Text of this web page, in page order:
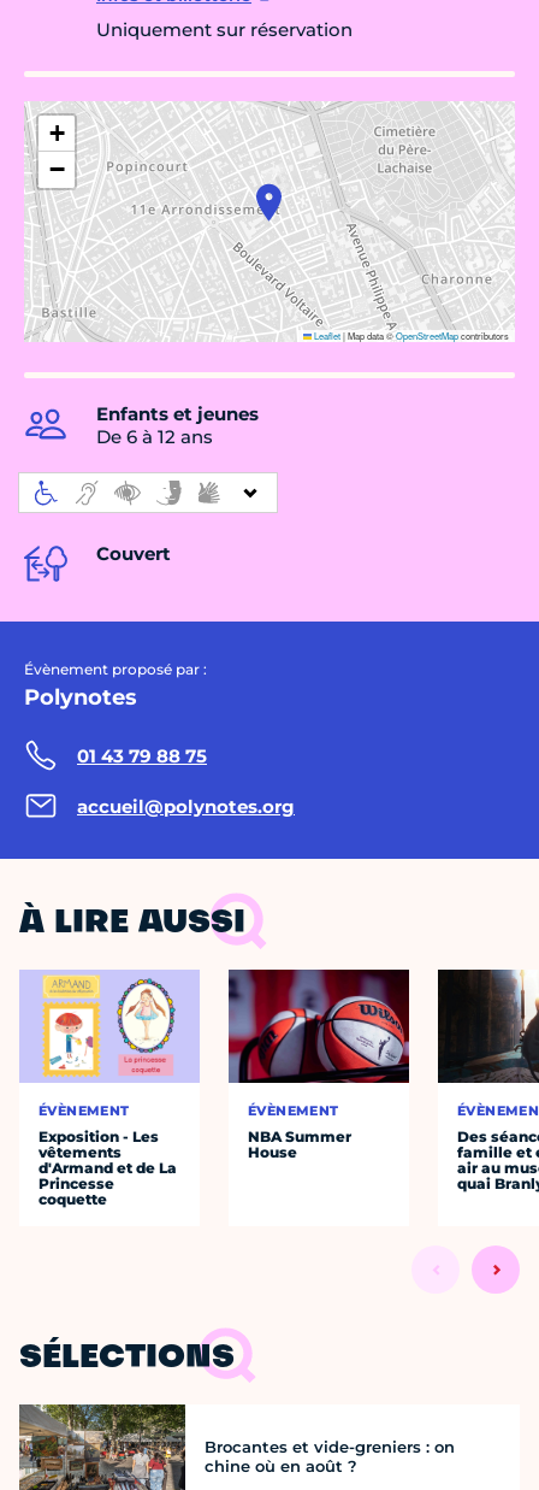
Uniquement sur réservation
+
−
Leaflet|Map data ©OpenStreetMapcontributors
Enfants et jeunes
De 6 à 12 ans
Couvert
Évènement proposé par :
Polynotes
01 43 79 88 75
accueil@polynotes.org
À LIRE AUSSI
ÉVÈNEMENT
Exposition - Les
vêtements
d'Armand et de La
Princesse
coquette
ÉVÈNEMENT
NBA Summer
House
Des
famille et
air au
quai
SÉLECTIONS
Brocantes et vide-greniers : on
chine où en août ?